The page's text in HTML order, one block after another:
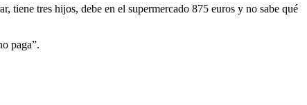
tiene tres hijos, debe en el supermercado 875 euros y no sabe qué
paga”.